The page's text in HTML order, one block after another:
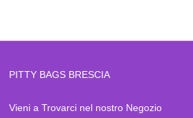
PITTY BAGS BRESCIA
Vieni a Trovarci nel nostro Negozio